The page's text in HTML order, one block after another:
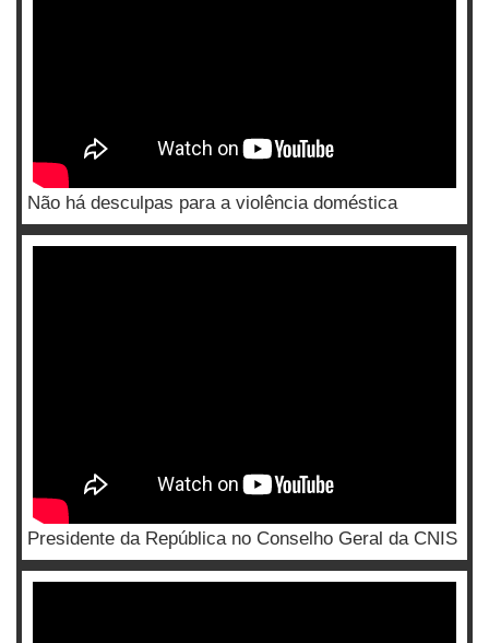
Não há desculpas para a violência doméstica
Presidente da República no Conselho Geral da CNIS